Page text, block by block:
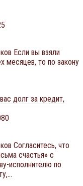
Если вы взяли
месяцев, то по закону
долг за кредит,
Согласитесь, что
счастья» с
исполнителю по